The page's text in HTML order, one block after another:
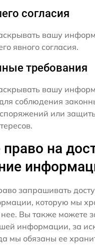
согласия
вашу
явного согласия.
требования
вашу
соблюдения
или
на
запрашивать
которую мы
Вы также можете
информации, за
мы обязаны ее